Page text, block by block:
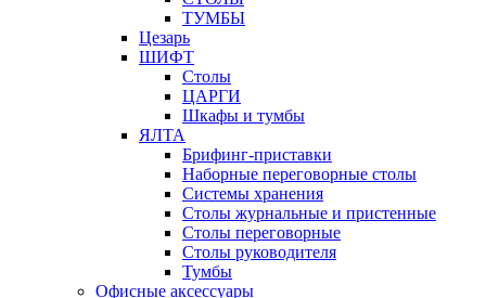
ТУМБЫ
Цезарь
ШИФТ
Столы
ЦАРГИ
Шкафы и тумбы
ЯЛТА
Брифинг-приставки
Наборные переговорные столы
Системы хранения
Столы журнальные и пристенные
Столы переговорные
Столы руководителя
Тумбы
Офисные аксессуары